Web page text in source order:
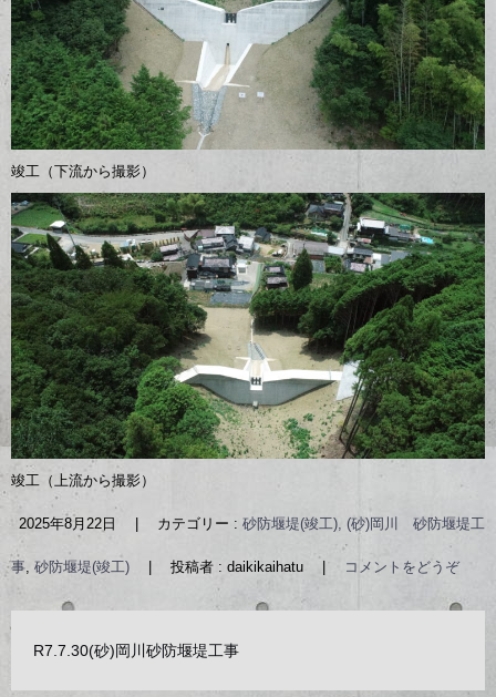
竣工（下流から撮影）
竣工（上流から撮影）
2025年8月22日 カテゴリー : 砂防堰堤(竣工), (砂)岡川 砂防堰堤工
事, 砂防堰堤(竣工) 投稿者 : daikikaihatu コメントをどうぞ
R7.7.30(砂)岡川砂防堰堤工事